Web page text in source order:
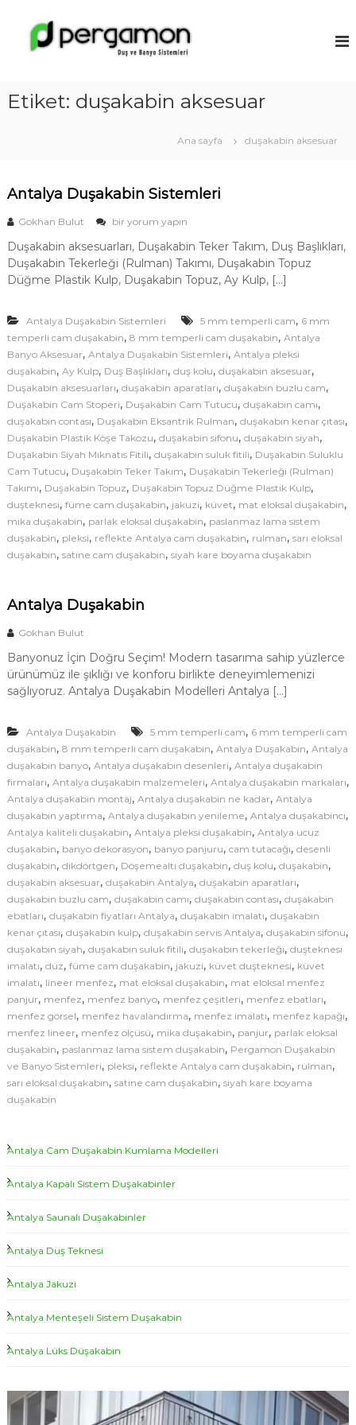
l
a
b
M
o
d
e
l
l
e
r
i
|
A
n
t
D
u
ş
k
a
b
i
n
P
e
r
g
a
m
o
n
Etiket: duşakabin aksesuar
Ana sayfa duşakabin aksesuar
Antalya Duşakabin Sistemleri
Gokhan Bulut
A
t
a
l
D
u
ş
k
a
b
i
n
s
t
e
m
l
ç
bir yorum yapın
Duşakabin aksesuarları, Duşakabin Teker Takım, Duş Başlıkları,
Duşakabin Tekerleği (Rulman) Takımı, Duşakabin Topuz
Düğme Plastik Kulp, Duşakabin Topuz, Ay Kulp, […]
Antalya Duşakabin Sistemleri 5 mm temperli cam, 6 mm
temperli cam duşakabin, 8 mm temperli cam duşakabin, Antalya
Banyo Aksesuar, Antalya Duşakabin Sistemleri, Antalya pleksi
duşakabin, Ay Kulp, Duş Başlıkları, duş kolu, duşakabin aksesuar,
Duşakabin aksesuarları, duşakabin aparatları, duşakabin buzlu cam,
Duşakabin Cam Stoperi, Duşakabin Cam Tutucu, duşakabin camı,
duşakabin contası, Duşakabin Eksantrik Rulman, duşakabin kenar çıtası,
Duşakabin Plastik Köşe Takozu, duşakabin sifonu, duşakabin siyah,
Duşakabin Siyah Mıknatıs Fitili, duşakabin suluk fitili, Duşakabin Suluklu
Cam Tutucu, Duşakabin Teker Takım, Duşakabin Tekerleği (Rulman)
Takımı, Duşakabin Topuz, Duşakabin Topuz Düğme Plastik Kulp,
duşteknesi, füme cam duşakabin, jakuzi, küvet, mat eloksal duşakabin,
mika duşakabin, parlak eloksal duşakabin, paslanmaz lama sistem
duşakabin, pleksi, reflekte Antalya cam duşakabin, rulman, sarı eloksal
duşakabin, satine cam duşakabin, siyah kare boyama duşakabin
Antalya Duşakabin
Gokhan Bulut
Banyonuz İçin Doğru Seçim! Modern tasarıma sahip yüzlerce
ürünümüz ile şıklığı ve konforu birlikte deneyimlemenizi
sağlıyoruz. Antalya Duşakabin Modelleri Antalya […]
Antalya Duşakabin 5 mm temperli cam, 6 mm temperli cam
duşakabin, 8 mm temperli cam duşakabin, Antalya Duşakabin, Antalya
duşakabin banyo, Antalya duşakabin desenleri, Antalya duşakabin
firmaları, Antalya duşakabin malzemeleri, Antalya duşakabin markaları,
Antalya duşakabin montaj, Antalya duşakabin ne kadar, Antalya
duşakabin yaptırma, Antalya duşakabin yenileme, Antalya duşakabinci,
Antalya kaliteli duşakabin, Antalya pleksi duşakabin, Antalya ucuz
duşakabin, banyo dekorasyon, banyo panjuru, cam tutacağı, desenli
duşakabin, dikdörtgen, Döşemealtı duşakabin, duş kolu, duşakabin,
duşakabin aksesuar, duşakabin Antalya, duşakabin aparatları,
duşakabin buzlu cam, duşakabin camı, duşakabin contası, duşakabin
ebatları, duşakabin fiyatları Antalya, duşakabin imalatı, duşakabin
kenar çıtası, duşakabin kulp, duşakabin servis Antalya, duşakabin sifonu,
duşakabin siyah, duşakabin suluk fitili, duşakabin tekerleği, duşteknesi
imalatı, düz, füme cam duşakabin, jakuzi, küvet duşteknesi, küvet
imalatı, lineer menfez, mat eloksal duşakabin, mat eloksal menfez
panjur, menfez, menfez banyo, menfez çeşitleri, menfez ebatları,
menfez görsel, menfez havalandırma, menfez imalatı, menfez kapağı,
menfez lineer, menfez ölçüsü, mika duşakabin, panjur, parlak eloksal
duşakabin, paslanmaz lama sistem duşakabin, Pergamon Duşakabin
ve Banyo Sistemleri, pleksi, reflekte Antalya cam duşakabin, rulman,
sarı eloksal duşakabin, satine cam duşakabin, siyah kare boyama
duşakabin
Antalya Cam Duşakabin Kumlama Modelleri
Antalya Kapalı Sistem Duşakabinler
Antalya Saunalı Duşakabinler
Antalya Duş Teknesi
Antalya Jakuzi
Antalya Menteşeli Sistem Duşakabin
Antalya Lüks Düşakabin
i